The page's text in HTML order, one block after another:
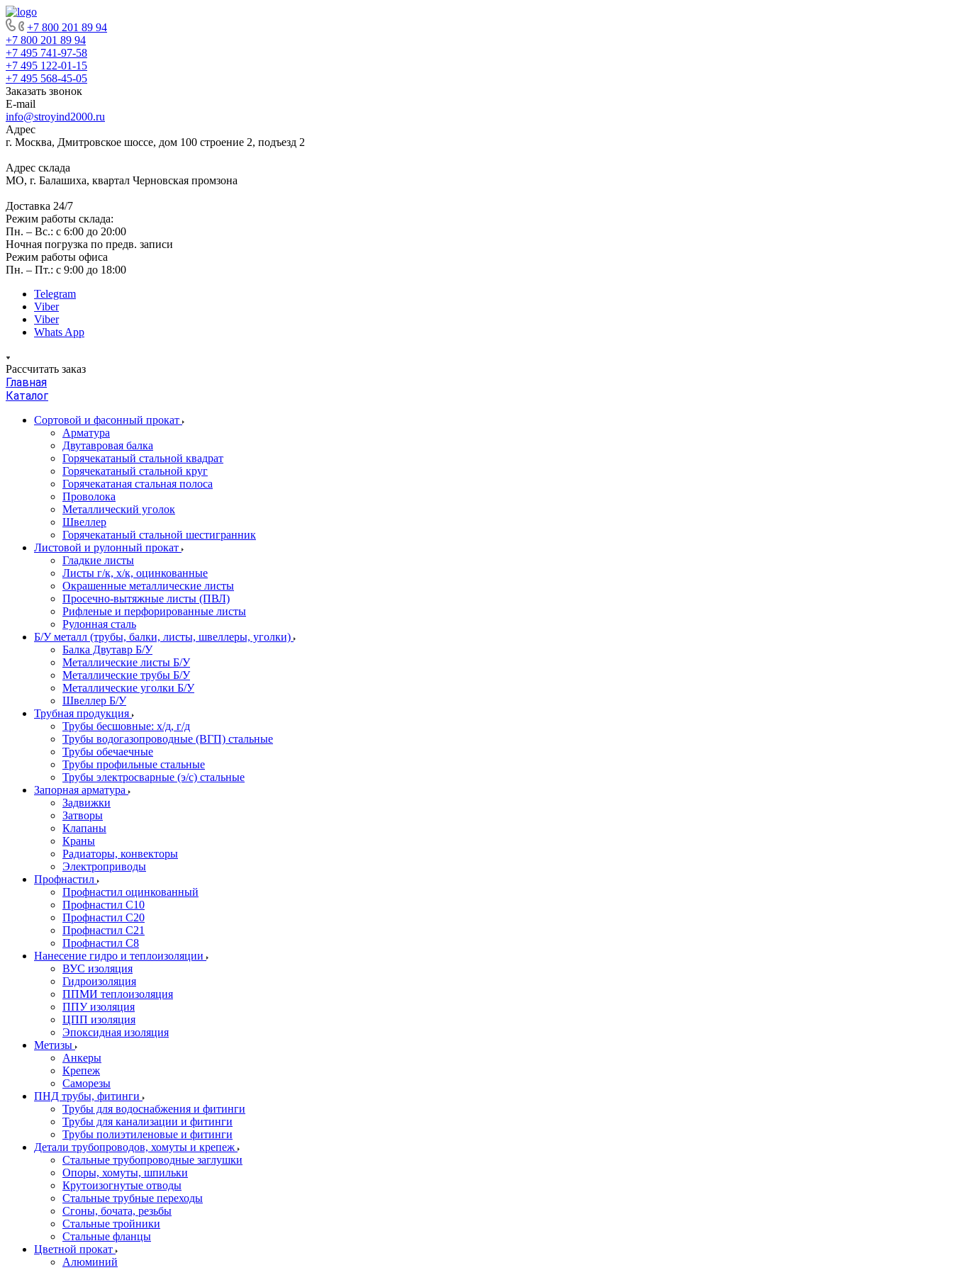
+7 800 201 89 94
+7 800 201 89 94
+7 495 741-97-58
+7 495 122-01-15
+7 495 568-45-05
Заказать звонок
E-mail
info@stroyind2000.ru
Адрес
г. Москва, Дмитровское шоссе, дом 100 строение 2, подъезд 2
Адрес склада
МО, г. Балашиха, квартал Черновская промзона
Доставка 24/7
Режим работы склада:
Пн. – Вс.: с 6:00 до 20:00
Ночная погрузка по предв. записи
Режим работы офиса
Пн. – Пт.: с 9:00 до 18:00
Telegram
Viber
Viber
Whats App
Рассчитать заказ
Главная
Каталог
Сортовой и фасонный прокат
Арматура
Двутавровая балка
Горячекатаный стальной квадрат
Горячекатаный стальной круг
Горячекатаная стальная полоса
Проволока
Металлический уголок
Швеллер
Горячекатаный стальной шестигранник
Листовой и рулонный прокат
Гладкие листы
Листы г/к, х/к, оцинкованные
Окрашенные металлические листы
Просечно-вытяжные листы (ПВЛ)
Рифленые и перфорированные листы
Рулонная сталь
Б/У металл (трубы, балки, листы, швеллеры, уголки)
Балка Двутавр Б/У
Металлические листы Б/У
Металлические трубы Б/У
Металлические уголки Б/У
Швеллер Б/У
Трубная продукция
Трубы бесшовные: х/д, г/д
Трубы водогазопроводные (ВГП) стальные
Трубы обечаечные
Трубы профильные стальные
Трубы электросварные (э/с) стальные
Запорная арматура
Задвижки
Затворы
Клапаны
Краны
Радиаторы, конвекторы
Электроприводы
Профнастил
Профнастил оцинкованный
Профнастил С10
Профнастил С20
Профнастил С21
Профнастил С8
Нанесение гидро и теплоизоляции
ВУС изоляция
Гидроизоляция
ППМИ теплоизоляция
ППУ изоляция
ЦПП изоляция
Эпоксидная изоляция
Метизы
Анкеры
Крепеж
Саморезы
ПНД трубы, фитинги
Трубы для водоснабжения и фитинги
Трубы для канализации и фитинги
Трубы полиэтиленовые и фитинги
Детали трубопроводов, хомуты и крепеж
Стальные трубопроводные заглушки
Опоры, хомуты, шпильки
Крутоизогнутые отводы
Стальные трубные переходы
Сгоны, бочата, резьбы
Стальные тройники
Стальные фланцы
Цветной прокат
Алюминий